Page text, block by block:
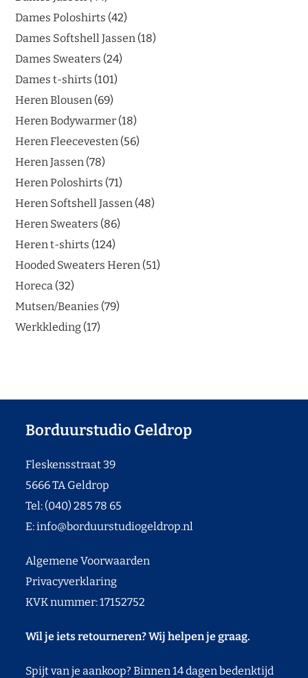
Dames Poloshirts 42
Dames Softshell Jassen 18
Dames Sweaters 24
Dames t-shirts 101
Heren Blousen 69
Heren Bodywarmer 18
Heren Fleecevesten 56
Heren Jassen 78
Heren Poloshirts 71
Heren Softshell Jassen 48
Heren Sweaters 86
Heren t-shirts 124
Hooded Sweaters Heren 51
Horeca 32
Mutsen/Beanies 79
Werkkleding 17
Borduurstudio Geldrop
Fleskensstraat 39
5666 TA Geldrop
Tel: (040) 285 78 65
E:info@borduurstudiogeldrop.nl
Algemene Voorwaarden
Privacyverklaring
KVK nummer: 17152752
Wil je iets retourneren? Wij helpen je graag.
Spijt van je aankoop? Binnen 14 dagen bedenktijd